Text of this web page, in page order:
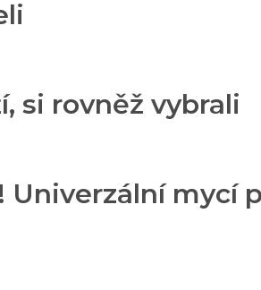
si rovněž vybrali
Univerzální mycí